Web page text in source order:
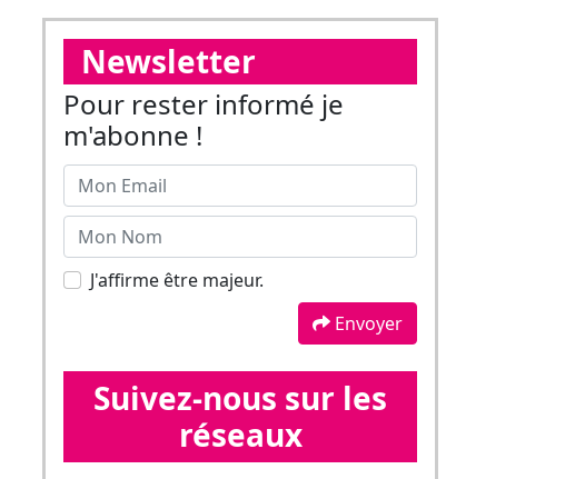
J'affirme être majeur.
Envoyer
Suivez-nous sur les
réseaux